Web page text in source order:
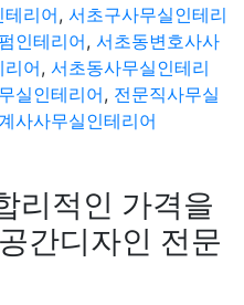
리어, 서초구사무실인테리
인테리어, 서초동변호사사
어, 서초동사무실인테리
실인테리어, 전문직사무실
사사무실인테리어
리적인 가격을
간디자인 전문